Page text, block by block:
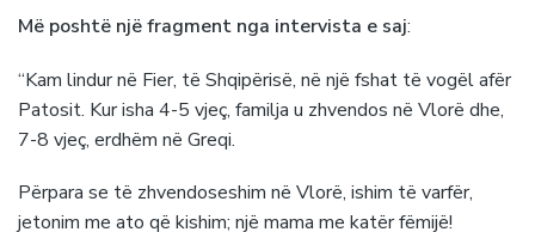
Më poshtë një fragment nga intervista e saj:
“Kam lindur në Fier, të Shqipërisë, në një fshat të vogël afër
Patosit. Kur isha 4-5 vjeç, familja u zhvendos në Vlorë dhe,
7-8 vjeç, erdhëm në Greqi.
Përpara se të zhvendoseshim në Vlorë, ishim të varfër,
jetonim me ato që kishim; një mama me katër fëmijë!